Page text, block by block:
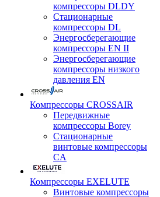
компрессоры DLDY
Стационарные
компрессоры DL
Энергосберегающие
компрессоры EN II
Энергосберегающие
компрессоры низкого
давления EN
Компрессоры CROSSAIR
Передвижные
компрессоры Borey
Стационарные
винтовые компрессоры
CA
Компрессоры EXELUTE
Винтовые компрессоры